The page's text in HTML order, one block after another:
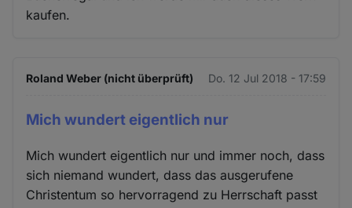
kaufen.
Roland Weber (nicht überprüft) Do. 12 Jul 2018 - 17:59
Mich wundert eigentlich nur
Mich wundert eigentlich nur und immer noch, dass
sich niemand wundert, dass das ausgerufene
Christentum so hervorragend zu Herrschaft passt